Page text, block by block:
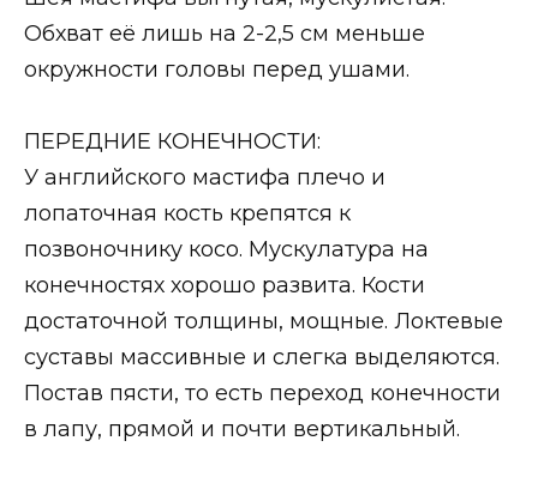
Обхват её лишь на 2-2,5 см меньше
окружности головы перед ушами.
ПЕРЕДНИЕ КОНЕЧНОСТИ:
У английского мастифа плечо и
лопаточная кость крепятся к
позвоночнику косо. Мускулатура на
конечностях хорошо развита. Кости
достаточной толщины, мощные. Локтевые
суставы массивные и слегка выделяются.
Постав пясти, то есть переход конечности
в лапу, прямой и почти вертикальный.